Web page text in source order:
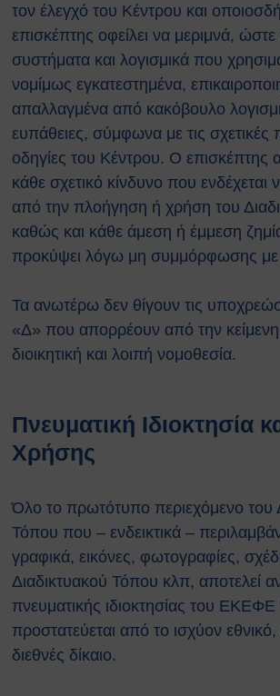
τον έλεγχό του Κέντρου και
επισκέπτης οφείλει να μεριμνά, ώστε
συστήματα και λογισμικά που
νομίμως εγκατεστημένα,
απαλλαγμένα από κακόβουλο
ευπάθειες, σύμφωνα με τις σχετικές
οδηγίες του Κέντρου. Ο επισκέπτης
κάθε σχετικό κίνδυνο που ενδέχεται
από την πλοήγηση ή χρήση του
καθώς και κάθε άμεση ή έμμεση
προκύψει λόγω μη συμμόρφωσης
Τα ανωτέρω δεν θίγουν τις
«Δ» που απορρέουν από την κείμενη
διοικητική και λοιπή νομοθεσία.
Πνευματική Ιδιοκτησία
Χρήσης
Όλο το πρωτότυπο περιεχόμενο του
Τόπου που – ενδεικτικά –
γραφικά, εικόνες, φωτογραφίες,
Διαδικτυακού Τόπου κλπ, αποτελεί
πνευματικής ιδιοκτησίας του ΕΚΕΦΕ
προστατεύεται από το ισχύον
διεθνές δίκαιο.